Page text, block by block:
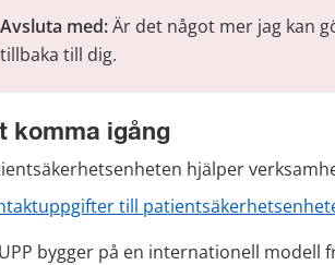
Avsluta med: Är det något mer jag kan
tillbaka till dig.
komma igång
hjälper
till
bygger på en internationell